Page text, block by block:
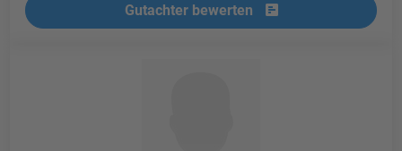
Gutachter bewerten